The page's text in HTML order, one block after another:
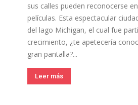
sus calles pueden reconocerse
películas. Esta espectacular
del lago Michigan, el cual fue
crecimiento, ¿te apetecería
gran pantalla?...
Leer más